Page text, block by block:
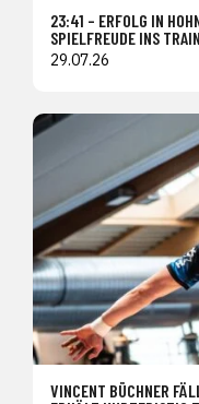
23:41 – ERFOLG IN
SPIELFREUDE INS
29.07.26
VINCENT BÜCHNER